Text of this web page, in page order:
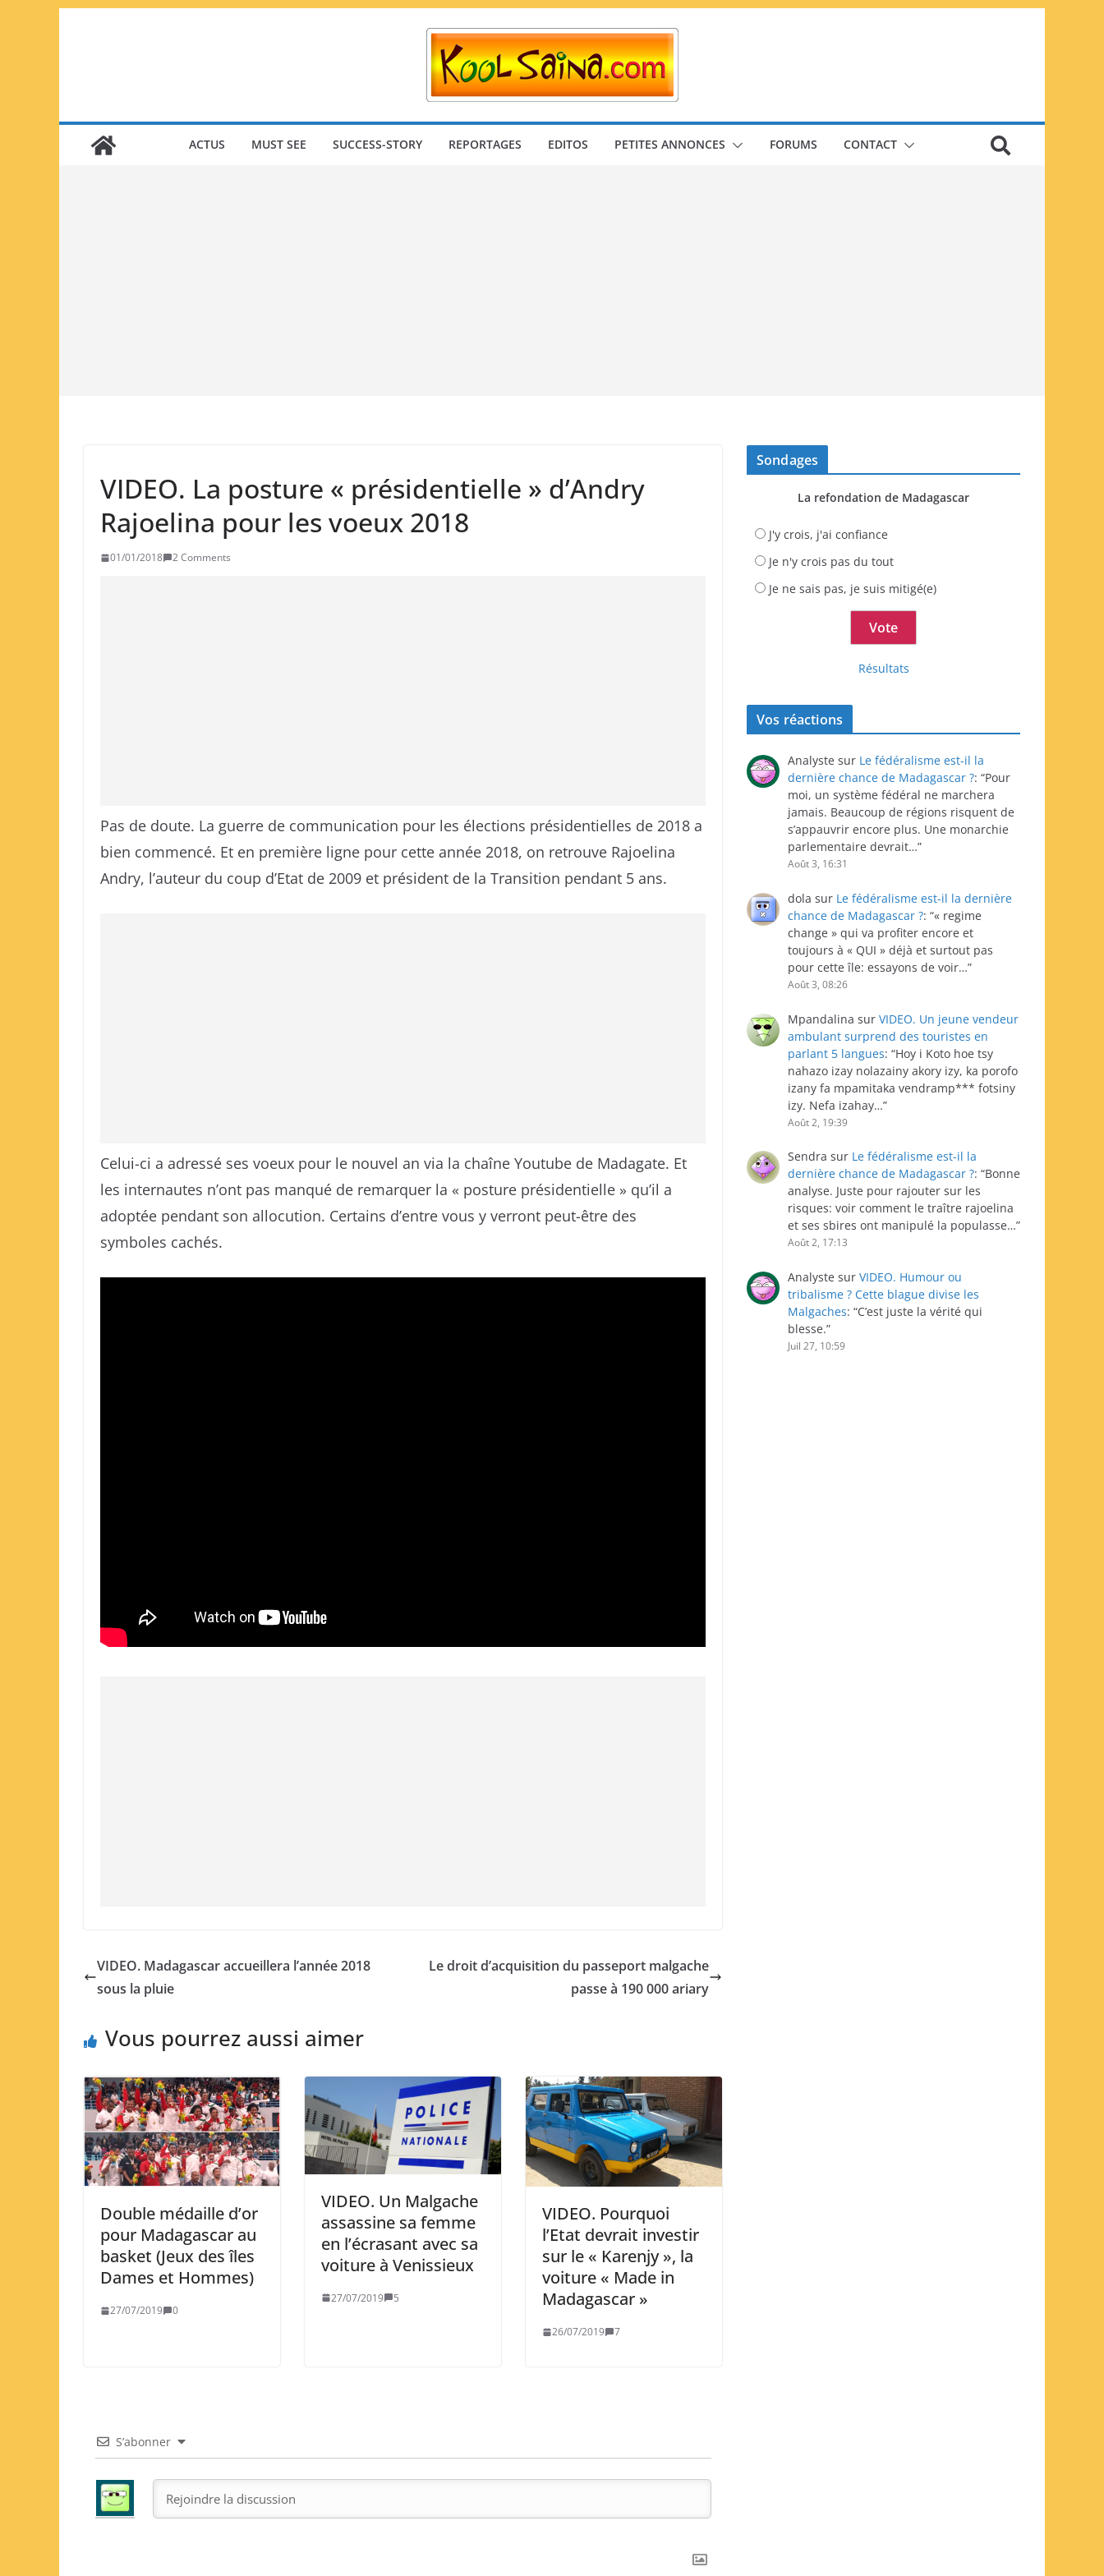
ACTUS MUST SEE SUCCESS-STORY REPORTAGES EDITOS PETITES ANNONCES FORUMS CONTACT
VIDEO. La posture « présidentielle » d’Andry
Rajoelina pour les voeux 2018
01/01/2018 2 Comments
Pas de doute. La guerre de communication pour les élections présidentielles de 2018 a
bien commencé. Et en première ligne pour cette année 2018, on retrouve Rajoelina
Andry, l’auteur du coup d’Etat de 2009 et président de la Transition pendant 5 ans.
Celui-ci a adressé ses voeux pour le nouvel an via la chaîne Youtube de Madagate. Et
les internautes n’ont pas manqué de remarquer la « posture présidentielle » qu’il a
adoptée pendant son allocution. Certains d’entre vous y verront peut-être des
symboles cachés.
VIDEO. Madagascar accueillera l’année 2018
sous la pluie
Le droit d’acquisition du passeport malgache
passe à 190 000 ariary
Vous pourrez aussi aimer
Double médaille d’or
pour Madagascar au
basket (Jeux des îles
Dames et Hommes)
27/07/2019 0
VIDEO. Un Malgache
assassine sa femme
en l’écrasant avec sa
voiture à Venissieux
27/07/2019 5
VIDEO. Pourquoi
l’Etat devrait investir
sur le « Karenjy », la
voiture « Made in
Madagascar »
26/07/2019 7
S’abonner
Sondages
La refondation de Madagascar
J'y crois, j'ai confiance
Je n'y crois pas du tout
Je ne sais pas, je suis mitigé(e)
Résultats
Vos réactions
Analyste sur Le fédéralisme est-il la
dernière chance de Madagascar ?: “Pour
moi, un système fédéral ne marchera
jamais. Beaucoup de régions risquent de
s’appauvrir encore plus. Une monarchie
parlementaire devrait…”
Août 3, 16:31
dola sur Le fédéralisme est-il la dernière
chance de Madagascar ?: “« regime
change » qui va profiter encore et
toujours à « QUI » déjà et surtout pas
pour cette île: essayons de voir…”
Août 3, 08:26
Mpandalina sur VIDEO. Un jeune vendeur
ambulant surprend des touristes en
parlant 5 langues: “Hoy i Koto hoe tsy
nahazo izay nolazainy akory izy, ka porofo
izany fa mpamitaka vendramp*** fotsiny
izy. Nefa izahay…”
Août 2, 19:39
Sendra sur Le fédéralisme est-il la
dernière chance de Madagascar ?: “Bonne
analyse. Juste pour rajouter sur les
risques: voir comment le traître rajoelina
et ses sbires ont manipulé la populasse…”
Août 2, 17:13
Analyste sur VIDEO. Humour ou
tribalisme ? Cette blague divise les
Malgaches: “C’est juste la vérité qui
blesse.”
Juil 27, 10:59